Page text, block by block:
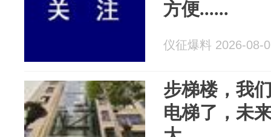
方便......
仪征爆料 2026-08-
步梯楼，我
电梯了，未